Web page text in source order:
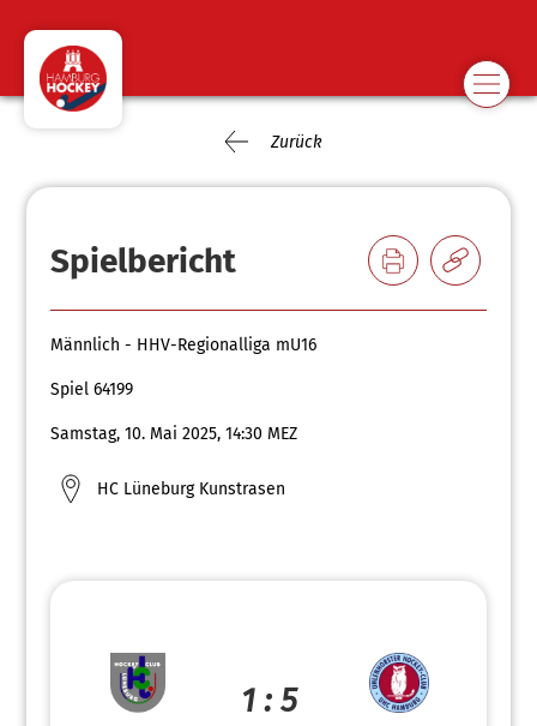
Zurück
Spielbericht
Männlich - HHV-Regionalliga mU16
Spiel 64199
Samstag, 10. Mai 2025, 14:30 MEZ
HC Lüneburg Kunstrasen
1 : 5